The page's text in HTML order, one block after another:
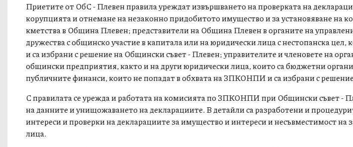
Приетите от ОбС - Плевен правила уреждат извършването на проверката на
корупцията и отнемане на незаконно придобитото имущество и за установяване на
кметства в Община Плевен; представители на Община Плевен в органите на
дружества с общинско участие в капитала или на юридически лица с нестопанска цел,
и са избрани с решение на Общински съвет - Плевен; управителите и членовете на
общински предприятия, както и на други юридически лица, които са бюджетни
публичните финанси, които не попадат в обхвата на ЗПКОНПИ и са избрани с
С правилата се урежда и работата на комисията по ЗПКОНПИ при Общински съвет -
на данните и унищожаването на декларациите. В детайли са разработени и
интереси и проверки на декларациите за имущество и интереси и несъвместимост
лица.